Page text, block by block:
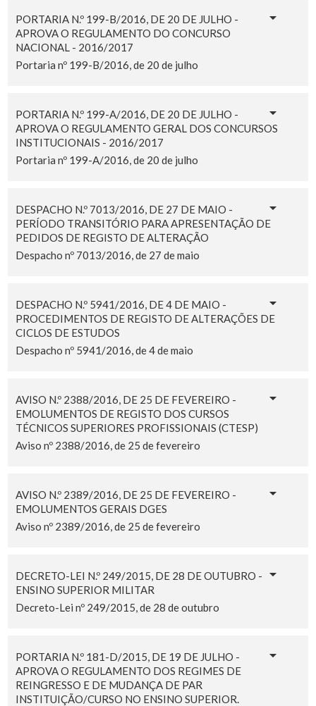
PORTARIA N.º 199-B/2016, DE 20 DE JULHO -
APROVA O REGULAMENTO DO CONCURSO
NACIONAL - 2016/2017
Portaria nº 199-B/2016, de 20 de julho
PORTARIA N.º 199-A/2016, DE 20 DE JULHO -
APROVA O REGULAMENTO GERAL DOS CONCURSOS
INSTITUCIONAIS - 2016/2017
Portaria nº 199-A/2016, de 20 de julho
DESPACHO N.º 7013/2016, DE 27 DE MAIO -
PERÍODO TRANSITÓRIO PARA APRESENTAÇÃO DE
PEDIDOS DE REGISTO DE ALTERAÇÃO
Despacho nº 7013/2016, de 27 de maio
DESPACHO N.º 5941/2016, DE 4 DE MAIO -
PROCEDIMENTOS DE REGISTO DE ALTERAÇÕES DE
CICLOS DE ESTUDOS
Despacho nº 5941/2016, de 4 de maio
AVISO N.º 2388/2016, DE 25 DE FEVEREIRO -
EMOLUMENTOS DE REGISTO DOS CURSOS
TÉCNICOS SUPERIORES PROFISSIONAIS (CTESP)
Aviso nº 2388/2016, de 25 de fevereiro
AVISO N.º 2389/2016, DE 25 DE FEVEREIRO -
EMOLUMENTOS GERAIS DGES
Aviso nº 2389/2016, de 25 de fevereiro
DECRETO-LEI N.º 249/2015, DE 28 DE OUTUBRO -
ENSINO SUPERIOR MILITAR
Decreto-Lei nº 249/2015, de 28 de outubro
PORTARIA N.º 181-D/2015, DE 19 DE JULHO -
APROVA O REGULAMENTO DOS REGIMES DE
REINGRESSO E DE MUDANÇA DE PAR
INSTITUIÇÃO/CURSO NO ENSINO SUPERIOR.